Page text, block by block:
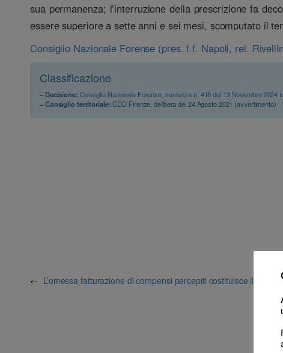
sua permanenza; l’interruzione della prescrizione fa
essere superiore a sette anni e sei mesi, scomputato il
Consiglio Nazionale Forense (pres. f.f. Napoli, rel.
Classificazione
– Decisione: Consiglio Nazionale Forense, sentenza n. 418 del 13 Novembre 2024
– Consiglio territoriale:CDD Firenze, delibera del 24 Agosto 2021 (avvertimento)
← L’omessa fatturazione di compensi percepiti costituisce illecito